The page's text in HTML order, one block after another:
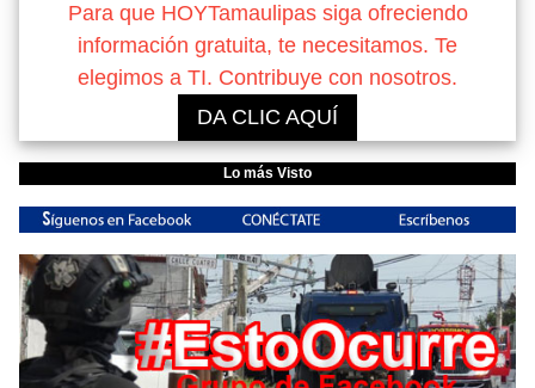
Para que HOYTamaulipas siga ofreciendo
información gratuita, te necesitamos. Te
elegimos a TI. Contribuye con nosotros.
DA CLIC AQUÍ
Lo más Visto